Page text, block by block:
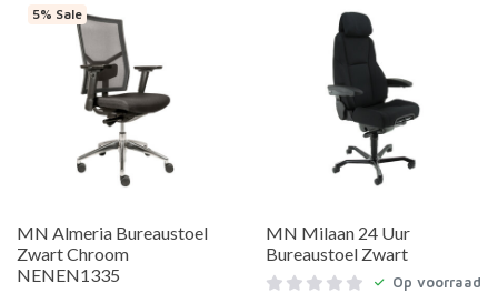
5% Sale
MN Almeria Bureaustoel
Zwart Chroom
NENEN1335
MN Milaan 24 Uur
Bureaustoel Zwart
Op voorraad